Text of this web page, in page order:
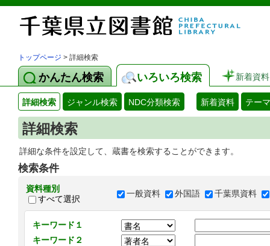
トップページ > 詳細検索
かんたん検索 いろいろ検索 新着資料
詳細検索 ジャンル検索 NDC分類検索 新着資料 テー
詳細検索
詳細な条件を設定して、蔵書を検索することができます。
検索条件
資料種別
すべて選択
一般資料 外国語 千葉県資料
キーワード１
キーワード２